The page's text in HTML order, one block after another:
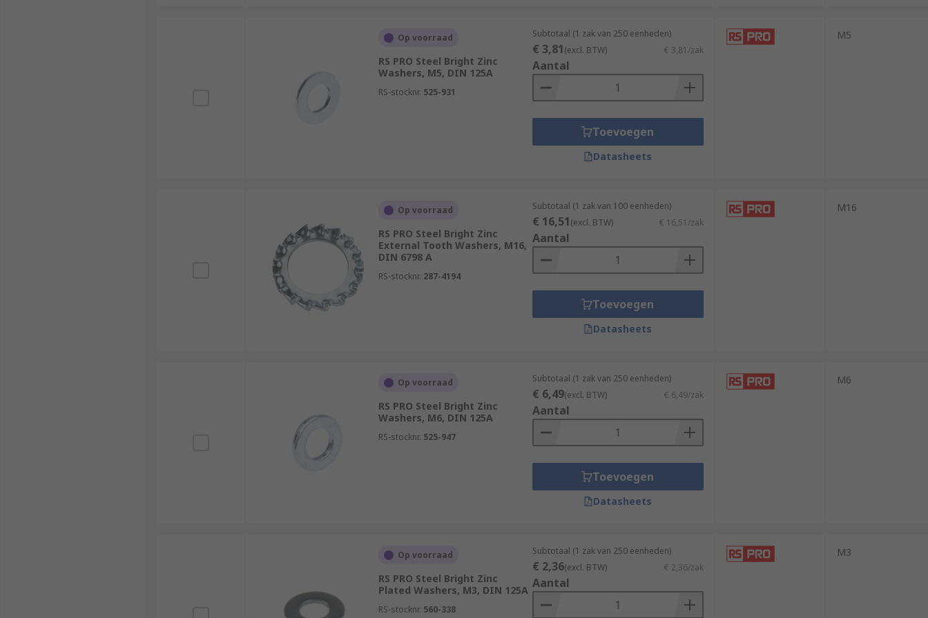
Op voorraad
RS PRO Steel Bright Zinc
Washers, M5, DIN 125A
RS-stocknr. 525-931
Subtotaal (1 zak van 250 eenheden)
€ 3,81(excl. BTW) € 3,81/zak
Aantal
Toevoegen
Datasheets
M5
Op voorraad
RS PRO Steel Bright Zinc
External Tooth Washers, M16,
DIN 6798 A
RS-stocknr. 287-4194
Subtotaal (1 zak van 100 eenheden)
€ 16,51(excl. BTW) € 16,51/zak
Aantal
Toevoegen
Datasheets
M16
Op voorraad
RS PRO Steel Bright Zinc
Washers, M6, DIN 125A
RS-stocknr. 525-947
Subtotaal (1 zak van 250 eenheden)
€ 6,49(excl. BTW) € 6,49/zak
Aantal
Toevoegen
Datasheets
M6
Op voorraad
RS PRO Steel Bright Zinc
Plated Washers, M3, DIN 125A
RS-stocknr. 560-338
Subtotaal (1 zak van 250 eenheden)
€ 2,36(excl. BTW) € 2,36/zak
Aantal
M3